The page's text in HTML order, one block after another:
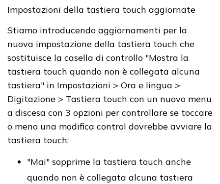
Impostazioni della tastiera touch aggiornate
Stiamo introducendo aggiornamenti per la
nuova impostazione della tastiera touch che
sostituisce la casella di controllo "Mostra la
tastiera touch quando non è collegata alcuna
tastiera" in Impostazioni > Ora e lingua >
Digitazione > Tastiera touch con un nuovo menu
a discesa con 3 opzioni per controllare se toccare
o meno una modifica control dovrebbe avviare la
tastiera touch:
"Mai" sopprime la tastiera touch anche
quando non è collegata alcuna tastiera